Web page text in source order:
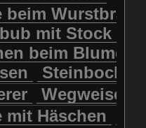
und
Michel
schreitend
sitzend
Schnecke
beim
mit Stock
beim
Steinbock
Wegweiser
mit Häschen